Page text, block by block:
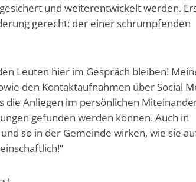
und weiterentwickelt werden.
gerecht: der einer schrumpfenden
Leuten hier im Gespräch bleiben!
den Kontaktaufnahmen über Social
die Anliegen im persönlichen
gefunden werden können. Auch in
so in der Gemeinde wirken, wie sie